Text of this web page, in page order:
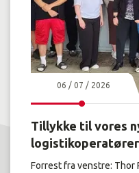
06 / 07 / 2026
Tillykke til vores
logistikoperatører
Forrest fra venstre: Thor